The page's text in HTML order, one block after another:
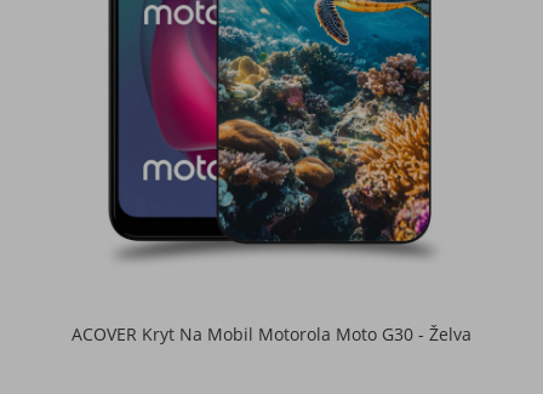
ACOVER Kryt Na Mobil Motorola Moto G30 - Želva